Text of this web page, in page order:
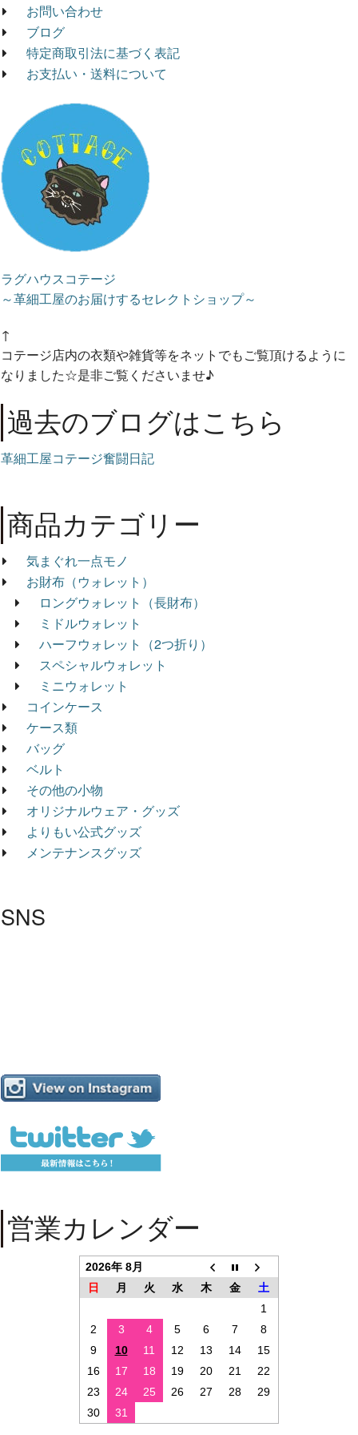
お問い合わせ
ブログ
特定商取引法に基づく表記
お支払い・送料について
ラグハウスコテージ
～革細工屋のお届けするセレクトショップ～
↑
コテージ店内の衣類や雑貨等をネットでもご覧頂けるように
なりました☆是非ご覧くださいませ♪
過去のブログはこちら
革細工屋コテージ奮闘日記
商品カテゴリー
気まぐれ一点モノ
お財布（ウォレット）
ロングウォレット（長財布）
ミドルウォレット
ハーフウォレット（2つ折り）
スペシャルウォレット
ミニウォレット
コインケース
ケース類
バッグ
ベルト
その他の小物
オリジナルウェア・グッズ
よりもい公式グッズ
メンテナンスグッズ
SNS
営業カレンダー
2026年 8月
日
月 火 水 木 金
土
1
2
3 4 5 6 7
8
9
10 11 12 13 14
15
16
17 18 19 20 21
22
23
24 25 26 27 28
29
30
31